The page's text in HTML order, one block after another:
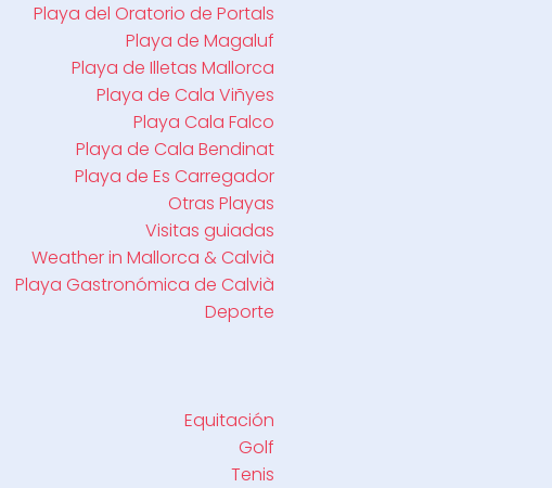
Playa del Oratorio de Portals
Playa de Magaluf
Playa de Illetas Mallorca
Playa de Cala Viñyes
Playa Cala Falco
Playa de Cala Bendinat
Playa de Es Carregador
Otras Playas
Visitas guiadas
Weather in Mallorca & Calvià
Playa Gastronómica de Calvià
Deporte
Equitación
Golf
Tenis